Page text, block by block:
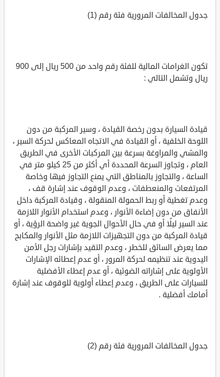
جدول المخالفات المرورية فئة رقم (1)
تكون الغرامات المالية للفئة رقم واحد من 500 ريال إلى 900
ريال وتشمل التالي :
قيادة السيارة بدون رخصة القيادة ، وسير المركبة من دون
اللوحة الخلفية ، أو القيادة في الاتجاه المعاكس لحركة السير ،
والمشي والمراوغة بسرعة بين المركبات الأخرى في الطريق
العام ، وتجاوز السرعة المحددة أي أكثر من 25 كيلو متر في
الساعة ، والتجاوز بالمناطق التي يمنع التجاوز فيها وخاصة
المرتفعات والمنعطفات ، وعدم الوقوف عند إشارة قف ،
وعدم تغطية أو ربط الحمولة المنقولة ، وقيادة المركبة داخل
الأنفاق من دون إضاءة الأنوار ، وعدم استخدام الأنوار اللازمة
عند السير ليلًا أو في حال الأحوال الجوية غير واضحة الرؤية ، أو
قيادة المركبة من دون التجهيزات اللازمة مثل الأنوار والمكابح
مما يعرض السائق للخطر ، وعدم التقيد بإشارات رجل الأمن
اليدوية عند تنظيمه لحركة المرور ، أو عدم إعطائه الإشارات
الأولوية على إشاراته الضوئية ، أو عدم إعطاء الأفضلية
للسيارات على الطريق ، وعدم إعطاء أولوية للوقوف عند إشارة
أمامك أفضلية .
جدول المخالفات المرورية فئة رقم (2)